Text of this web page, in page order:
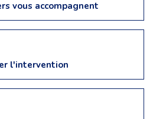
vous accompagnent
l'intervention